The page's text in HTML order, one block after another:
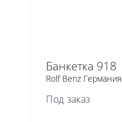
Банкетка 918
Rolf Benz Германия
Под заказ